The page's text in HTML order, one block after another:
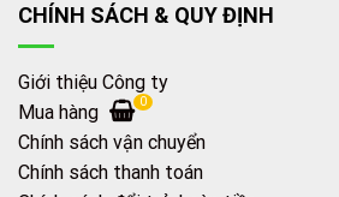
CHÍNH SÁCH & QUY ĐỊNH
Giới thiệu Công ty
Mua hàng
0
Chính sách vận chuyển
Chính sách thanh toán